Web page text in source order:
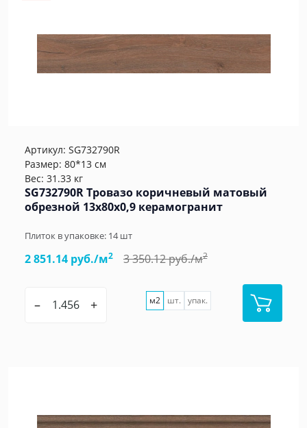
Артикул: SG732790R
Размер: 80*13 см
Вес: 31.33 кг
SG732790R Тровазо коричневый матовый
обрезной 13x80x0,9 керамогранит
Плиток в упаковке: 14шт
2 851.14 руб./м2 3 350.12 руб./м2
– + м2 шт. упак.